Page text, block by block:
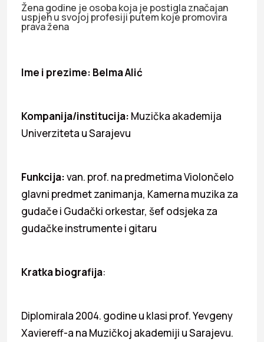
Žena godine je osoba koja je postigla značajan
uspjeh u svojoj profesiji putem koje promovira
prava žena
Ime i prezime: Belma Alić
Kompanija/institucija: Muzička akademija
Univerziteta u Sarajevu
Funkcija:van. prof. na predmetima Violončelo
glavni predmet zanimanja, Kamerna muzika za
gudače i Gudački orkestar, šef odsjeka za
gudačke instrumente i gitaru
Kratka biografija:
Diplomirala 2004. godine u klasi prof. Yevgeny
Xaviereff-a na Muzičkoj akademiji u Sarajevu.